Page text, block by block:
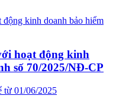
hoạt động kinh
số 70/2025/NĐ-CP